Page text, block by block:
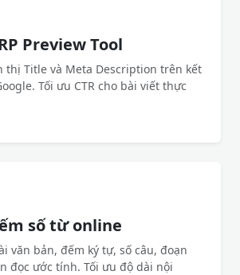
Preview Tool
thị Title và Meta Description trên kết
Tối ưu CTR cho bài viết thực
số từ online
văn bản, đếm ký tự, số câu, đoạn
đọc ước tính. Tối ưu độ dài nội